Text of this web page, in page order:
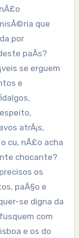
que
por
paÃ­s?
se erguem
e
atrÃ¡s,
cu, nÃ£o acha
chocante?
os
paÃ§o e
se digna da
com
e os do